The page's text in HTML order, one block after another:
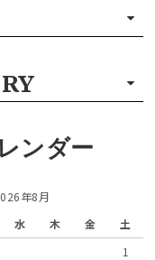
ンダー
年8月
水 木 金
土
1